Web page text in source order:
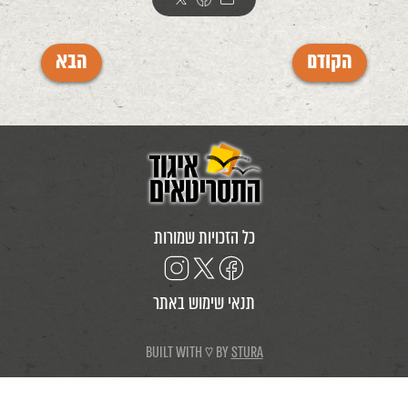
הבא הקודם
כל הזכויות שמורות
תנאי שימוש באתר
BUILT WITH ♡ BYSTURA